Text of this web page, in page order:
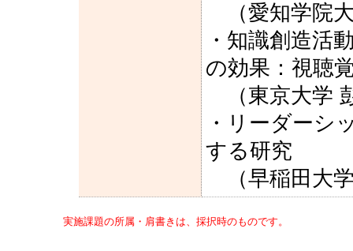
（愛知学院
・知識創造活
の効果：視聴
（東京大学
・リーダーシ
する研究
（早稲田大
実施課題の所属・肩書きは、採択時のものです。